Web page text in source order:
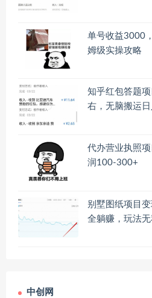
单号收益3000
姆级实操攻略
知乎红包答题
右，无脑搬运
代办营业执照
润100-300+
别墅图纸项目
全躺赚，玩法
中创网